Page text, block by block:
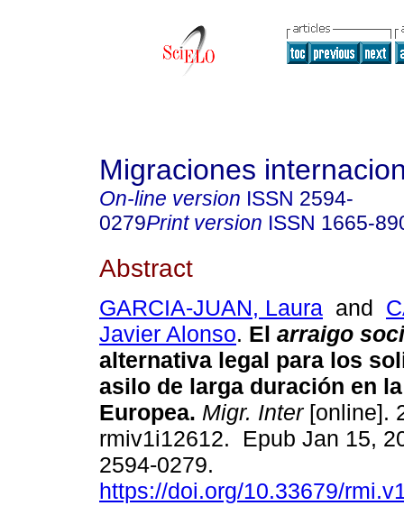
Migraciones
On-line version ISSN 2594-
0279Print version ISSN 1665-
Abstract
GARCIA-JUAN, Laura and
Javier Alonso. El arraigo
alternativa legal para los
asilo de larga duración en
Europea. Migr. Inter[online].
rmiv1i12612. Epub Jan 15,
2594-0279.
https://doi.org/10.33679/